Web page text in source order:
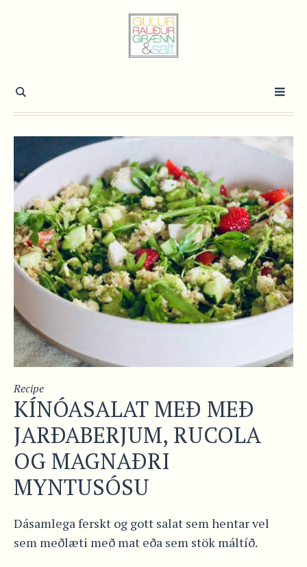
Recipe
KÍNÓASALAT MEÐ MEÐ
JARÐABERJUM, RUCOLA
OG MAGNAÐRI
MYNTUSÓSU
Dásamlega ferskt og gott salat sem hentar vel
sem meðlæti með mat eða sem stök máltíð.